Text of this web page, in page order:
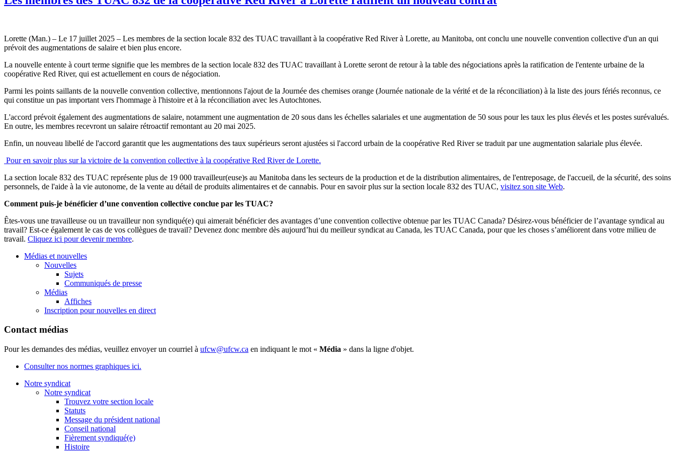
Lorette (Man.) – Le 17 juillet 2025 – Les membres de la section locale 832 des TUAC travaillant à la coopérative Red River à Lorette, au Manitoba, ont conclu une nouvelle convention collective d'un an qui
prévoit des augmentations de salaire et bien plus encore.
La nouvelle entente à court terme signifie que les membres de la section locale 832 des TUAC travaillant à Lorette seront de retour à la table des négociations après la ratification de l'entente urbaine de la
coopérative Red River, qui est actuellement en cours de négociation.
Parmi les points saillants de la nouvelle convention collective, mentionnons l'ajout de la Journée des chemises orange (Journée nationale de la vérité et de la réconciliation) à la liste des jours fériés reconnus, ce
qui constitue un pas important vers l'hommage à l'histoire et à la réconciliation avec les Autochtones.
L'accord prévoit également des augmentations de salaire, notamment une augmentation de 20 sous dans les échelles salariales et une augmentation de 50 sous pour les taux les plus élevés et les postes surévalués.
En outre, les membres recevront un salaire rétroactif remontant au 20 mai 2025.
Enfin, un nouveau libellé de l'accord garantit que les augmentations des taux supérieurs seront ajustées si l'accord urbain de la coopérative Red River se traduit par une augmentation salariale plus élevée.
Pour en savoir plus sur la victoire de la convention collective à la coopérative Red River de Lorette.
La section locale 832 des TUAC représente plus de 19 000 travailleur(euse)s au Manitoba dans les secteurs de la production et de la distribution alimentaires, de l'entreposage, de l'accueil, de la sécurité, des soins
personnels, de l'aide à la vie autonome, de la vente au détail de produits alimentaires et de cannabis. Pour en savoir plus sur la section locale 832 des TUAC, visitez son site Web.
Comment puis-je bénéficier d’une convention collective conclue par les TUAC?
Êtes-vous une travailleuse ou un travailleur non syndiqué(e) qui aimerait bénéficier des avantages d’une convention collective obtenue par les TUAC Canada? Désirez-vous bénéficier de l’avantage syndical au
travail? Est-ce également le cas de vos collègues de travail? Devenez donc membre dès aujourd’hui du meilleur syndicat au Canada, les TUAC Canada, pour que les choses s’améliorent dans votre milieu de
travail. Cliquez ici pour devenir membre.
Médias et nouvelles
Nouvelles
Sujets
Communiqués de presse
Médias
Affiches
Inscription pour nouvelles en direct
Contact médias
Pour les demandes des médias, veuillez envoyer un courriel à ufcw@ufcw.ca en indiquant le mot « Média » dans la ligne d'objet.
Consulter nos normes graphiques ici.
Notre syndicat
Notre syndicat
Trouvez votre section locale
Statuts
Message du président national
Conseil national
Fièrement syndiqué(e)
Histoire